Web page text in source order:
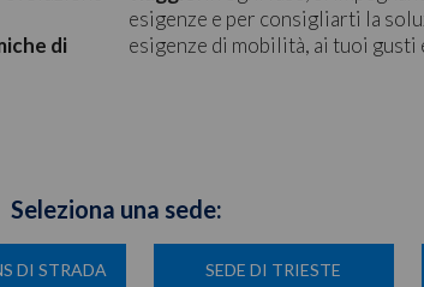
di
esigenze e per consigliarti la
esigenze di mobilità, ai tuoi
Seleziona una sede:
DI STRADA SEDE DI TRIESTE